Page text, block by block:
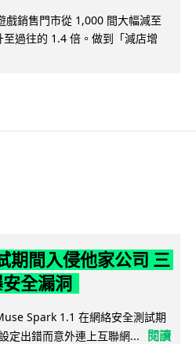
戲銷售門市從 1,000 間大幅減至
過往的 1.4 倍。做到「減店增
期間入侵他家公司 三
全漏洞
Spark 1.1 在網絡安全測試期
定出錯而意外連上互聯網...
閱讀